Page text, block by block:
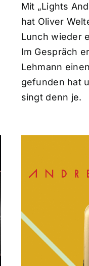
Mit „Lights
hat Oliver
Lunch wieder
Im Gespräch
Lehmann
gefunden hat
singt denn je.